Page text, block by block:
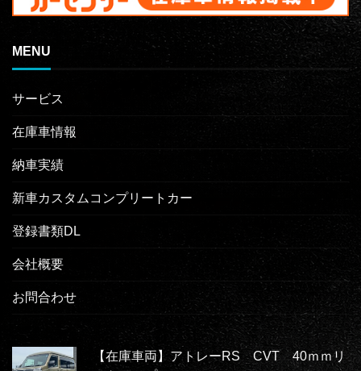
MENU
サービス
在庫車情報
納車実績
新車カスタムコンプリートカー
登録書類DL
会社概要
お問合わせ
【在庫車両】アトレーRS CVT 40ｍｍリ